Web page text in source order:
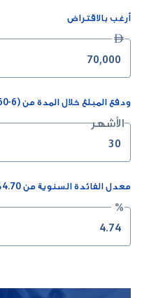
أرغب بالاقتراض

ودفع المبلغ خلال المدة من (6-60 شهر)
الأشهر
معدل الفائدة السنوية من 4.70% - 12.75%
%